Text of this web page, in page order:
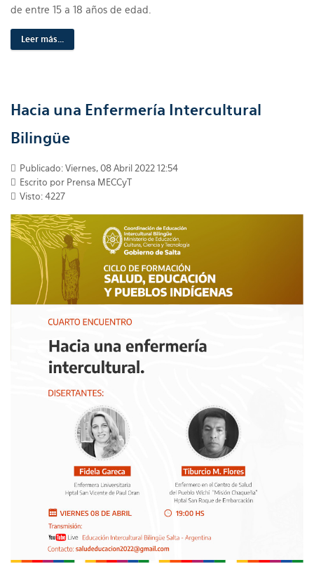
de entre 15 a 18 años de edad.
Leer más...
Hacia una Enfermería Intercultural
Bilingüe
Publicado: Viernes, 08 Abril 2022 12:54
Escrito por Prensa MECCyT
Visto: 4227